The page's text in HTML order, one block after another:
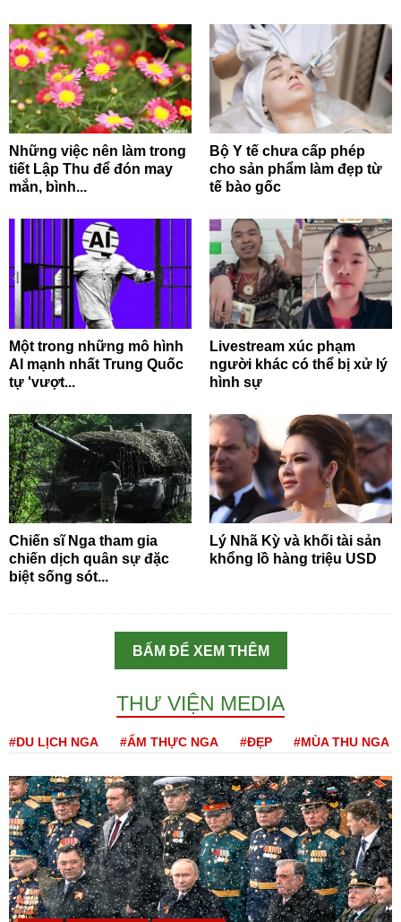
Những việc nên làm trong
tiết Lập Thu để đón may
mắn, bình...
Bộ Y tế chưa cấp phép
cho sản phẩm làm đẹp từ
tế bào gốc
Một trong những mô hình
AI mạnh nhất Trung Quốc
tự 'vượt...
Livestream xúc phạm
người khác có thể bị xử lý
hình sự
Chiến sĩ Nga tham gia
chiến dịch quân sự đặc
biệt sống sót...
Lý Nhã Kỳ và khối tài sản
khổng lồ hàng triệu USD
BẤM ĐỂ XEM THÊM
THƯ VIỆN MEDIA
#DU LỊCH NGA #ẨM THỰC NGA #ĐẸP #MÙA THU NGA